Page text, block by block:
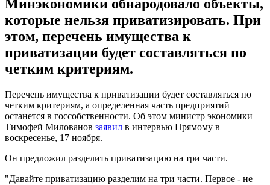
Минэкономики обнародовало объекты,
которые нельзя приватизировать. При
этом, перечень имущества к
приватизации будет составляться по
четким критериям.
Перечень имущества к приватизации будет составляться по
четким критериям, а определенная часть предприятий
останется в госсобственности. Об этом министр экономики
Тимофей Милованов заявил в интервью Прямому в
воскресенье, 17 ноября.
Он предложил разделить приватизацию на три части.
"Давайте приватизацию разделим на три части. Первое - не